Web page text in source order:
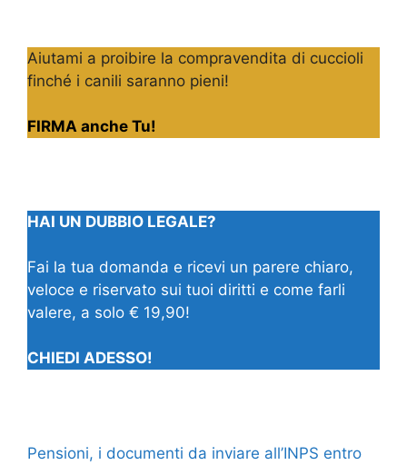
Aiutami a proibire la compravendita di cuccioli
finché i canili saranno pieni!
FIRMA anche Tu!
HAI UN DUBBIO LEGALE?
Fai la tua domanda e ricevi un parere chiaro,
veloce e riservato sui tuoi diritti e come farli
valere, a solo € 19,90!
CHIEDI ADESSO!
Pensioni, i documenti da inviare all’INPS entro